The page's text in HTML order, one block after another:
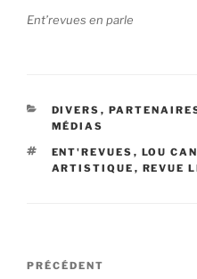
Ent’revues en parle
CATÉGORIES
DIVERS ,
MÉDIAS
ÉTIQUETTES
ENT'REVUES , LOU CAN
ARTISTIQUE , REVUE
Navigation
Article
PRÉCÉDENT